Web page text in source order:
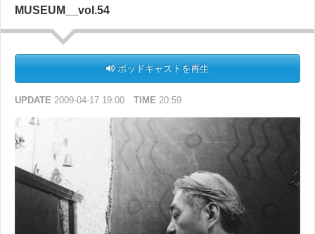
MUSEUM__vol.54
ポッドキャストを再生
UPDATE 2009-04-17 19:00 TIME 20:59